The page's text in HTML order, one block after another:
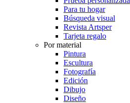
Para tu hogar
Búsqueda visual
Revista Artsper
Tarjeta regalo
Por material
Pintura
Escultura
Fotografía
Edición
Dibujo
Diseño